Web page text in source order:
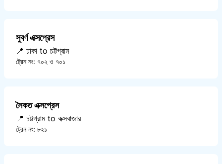
সুবর্ণ এক্সপ্রেস
📍 ঢাকা to চট্টগ্রাম
ট্রেন নং: ৭০২ ও ৭০১
সৈকত এক্সপ্রেস
📍 চট্টগ্রাম to কক্সবাজার
ট্রেন নং: ৮২১